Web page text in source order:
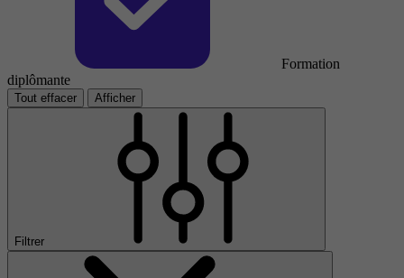
Formation
diplômante
Tout effacer Afficher
Filtrer